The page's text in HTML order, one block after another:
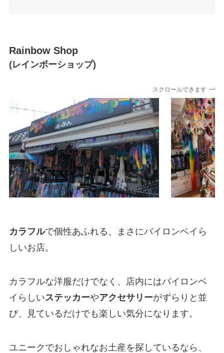
Rainbow Shop
(レインボーショップ)
スクロールできます
カラフルで個性あふれる、まさにバイロンベイら
しいお店。
カラフルな洋服だけでなく、店内にはバイロンベ
イらしいステッカーやアクセサリーがずらりと並
び、見ているだけでも楽しい気分になります。
ユニークでおしゃれなお土産を探しているなら、